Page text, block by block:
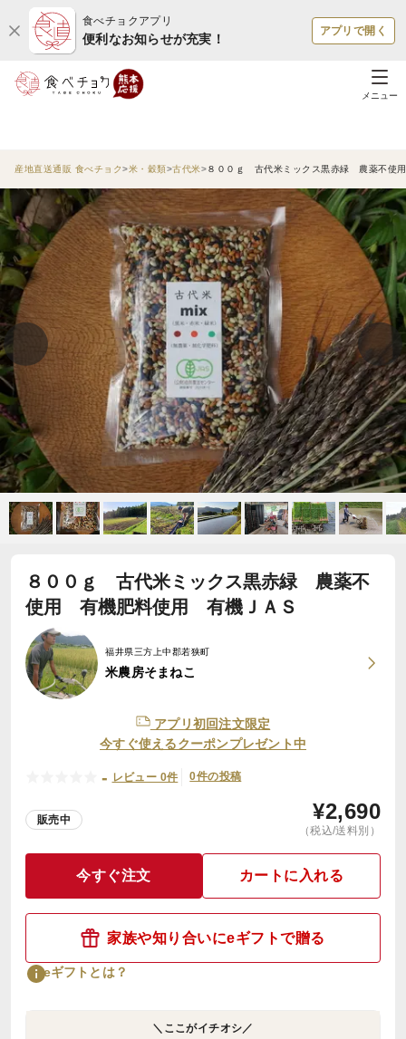
食べチョクアプリ
便利なお知らせが充実！
アプリで開く
メニュー
産地直送通販 食べチョク 米・穀類 古代米 ８００ｇ 古代米ミックス黒赤緑 農薬不使
８００ｇ 古代米ミックス黒赤緑 農薬不
使用 有機肥料使用 有機ＪＡＳ
福井県三方上中郡若狭町
米農房そまねこ
アプリ初回注文限定
今すぐ使えるクーポンプレゼント中
- レビュー 0件 0件の投稿
販売中 ¥2,690
（税込/送料別）
今すぐ注文 カートに入れる
家族や知り合いにeギフトで贈る
eギフトとは？
＼ここがイチオシ／